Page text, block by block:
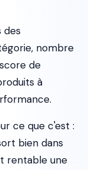
des
nombre
de
à
ce que c'est :
bien dans
rentable une